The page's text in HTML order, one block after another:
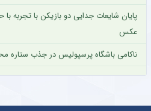
پایان شایعات جدایی دو بازیکن با تجربه
عکس
ناکامی باشگاه پرسپولیس در جذب